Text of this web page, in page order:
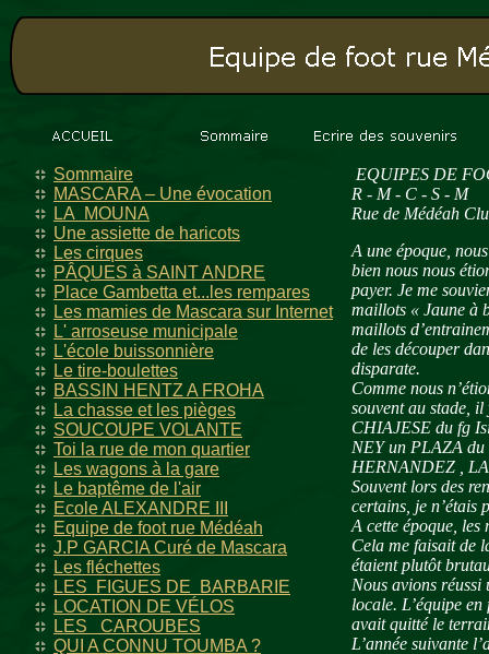
Sommaire
MASCARA – Une évocation
LA MOUNA
Une assiette de haricots
Les cirques
PÂQUES à SAINT ANDRE
Place Gambetta et...les rempares
Les mamies de Mascara sur Internet
L' arroseuse municipale
L'école buissonnière
Le tire-boulettes
BASSIN HENTZ A FROHA
La chasse et les pièges
SOUCOUPE VOLANTE
Toi la rue de mon quartier
Les wagons à la gare
Le baptême de l'air
Ecole ALEXANDRE III
Equipe de foot rue Médéah
J.P GARCIA Curé de Mascara
Les fléchettes
LES FIGUES DE BARBARIE
LOCATION DE VÉLOS
LES CAROUBES
QUI A CONNU TOUMBA ?
EQUIPES DE
R - M - C - S - M
Rue de Médéah
A une époque,
bien nous nous
payer. Je me
maillots « Jaune à
maillots
de les découper
disparate.
Comme nous
souvent au stade,
CHIAJESE du fg
NEY un PLAZA du
HERNANDEZ ,
Souvent lors des
certains, je n’étais
A cette époque, les
Cela me faisait de
étaient plutôt
Nous avions
locale. L’équipe
avait quitté le
L’année suivante